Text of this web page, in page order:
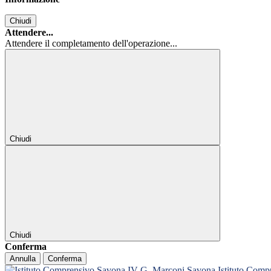
Chiudi
Attendere...
Attendere il completamento dell'operazione...
Chiudi
Chiudi
Conferma
Annulla Conferma